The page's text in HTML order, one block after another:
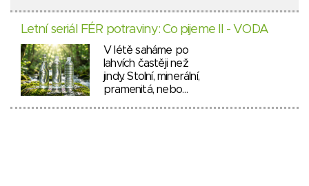
Letní seriál FÉR potraviny: Co pijeme II - VODA
V létě saháme po
lahvích častěji než
jindy. Stolní, minerální,
pramenitá, nebo…